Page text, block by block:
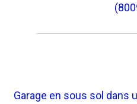
Garage en sous sol dans